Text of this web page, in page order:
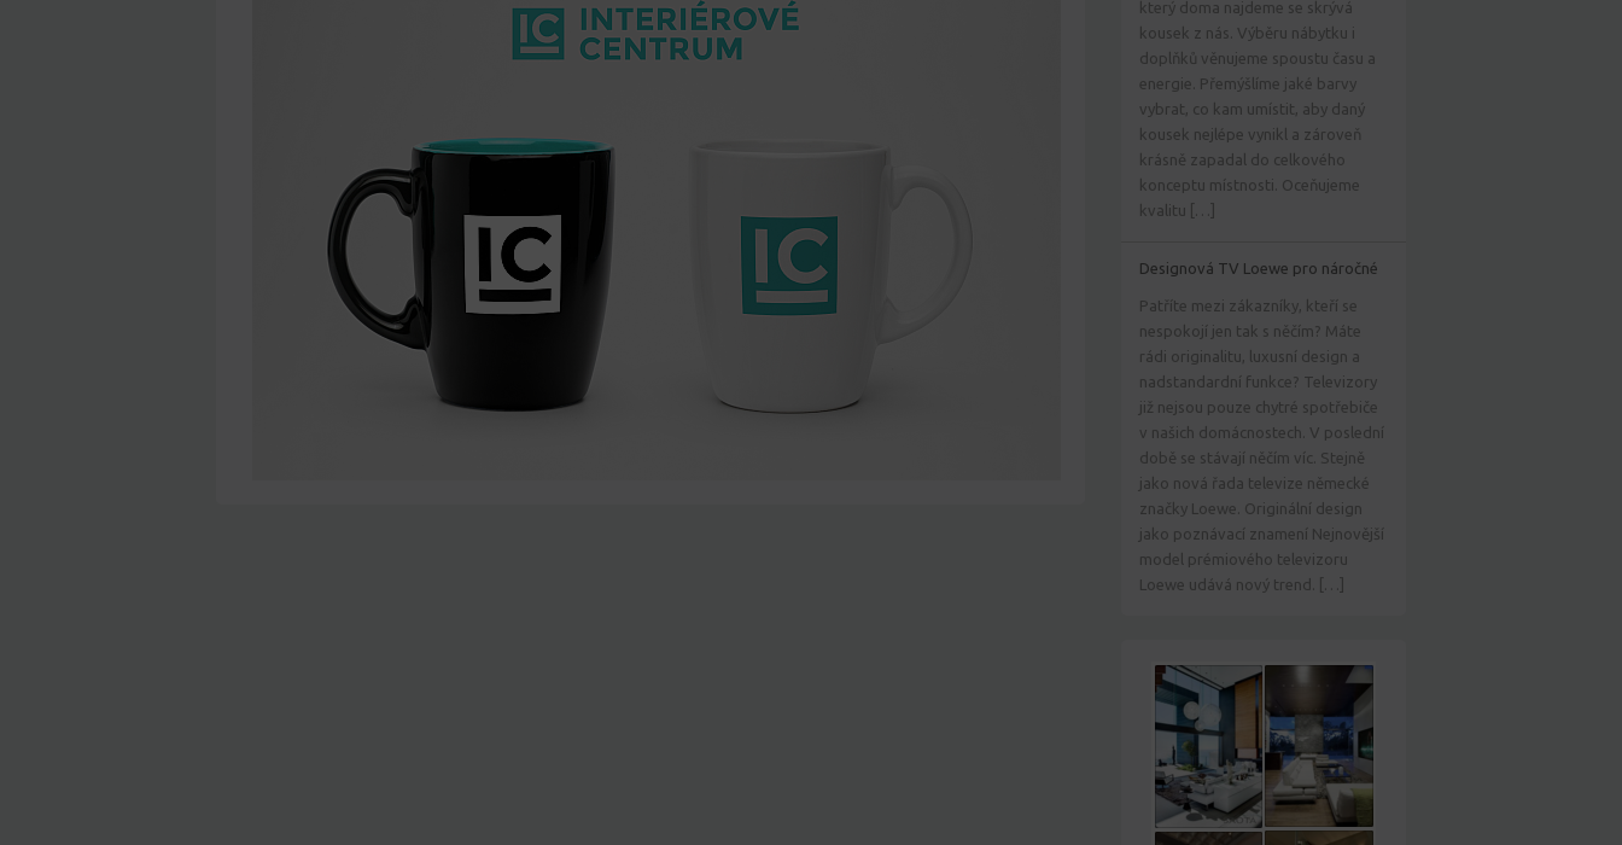
který doma najdeme se skrývá
kousek z nás. Výběru nábytku i
doplňků věnujeme spoustu času a
energie. Přemýšlíme jaké barvy
vybrat, co kam umístit, aby daný
kousek nejlépe vynikl a zároveň
krásně zapadal do celkového
konceptu místnosti. Oceňujeme
kvalitu […]
Designová TV Loewe pro náročné
Patříte mezi zákazníky, kteří se
nespokojí jen tak s něčím? Máte
rádi originalitu, luxusní design a
nadstandardní funkce? Televizory
již nejsou pouze chytré spotřebiče
v našich domácnostech. V poslední
době se stávají něčím víc. Stejně
jako nová řada televize německé
značky Loewe. Originální design
jako poznávací znamení Nejnovější
model prémiového televizoru
Loewe udává nový trend. […]